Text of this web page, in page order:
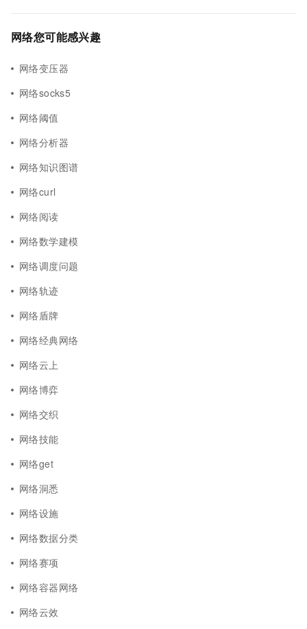
网络您可能感兴趣
网络变压器
网络socks5
网络阈值
网络分析器
网络知识图谱
网络curl
网络阅读
网络数学建模
网络调度问题
网络轨迹
网络盾牌
网络经典网络
网络云上
网络博弈
网络交织
网络技能
网络get
网络洞悉
网络设施
网络数据分类
网络赛项
网络容器网络
网络云效